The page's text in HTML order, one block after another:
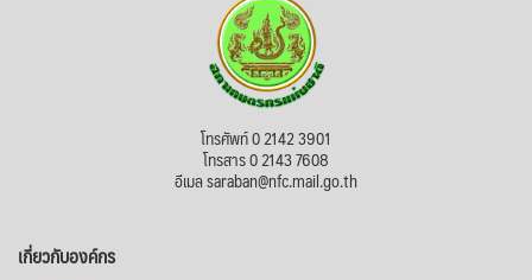
โทรศัพท์ 0 2142 3901
โทรสาร 0 2143 7608
อีเมล saraban@nfc.mail.go.th
เกี่ยวกับองค์กร